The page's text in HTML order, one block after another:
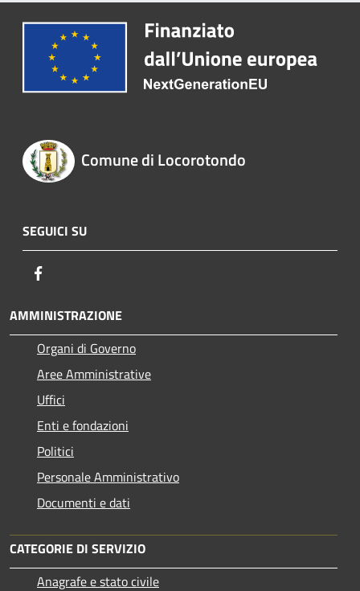
Comune di Locorotondo
SEGUICI SU
AMMINISTRAZIONE
Organi di Governo
Aree Amministrative
Uffici
Enti e fondazioni
Politici
Personale Amministrativo
Documenti e dati
CATEGORIE DI SERVIZIO
Anagrafe e stato civile